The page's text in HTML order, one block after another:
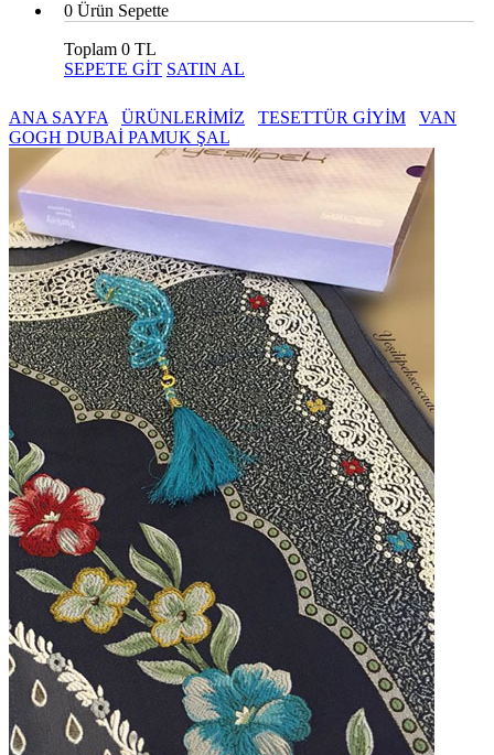
0 Ürün Sepette
Toplam 0 TL
SEPETE GİT SATIN AL
ANA SAYFA ÜRÜNLERİMİZ TESETTÜR GİYİM
VAN
GOGH DUBAİ PAMUK ŞAL